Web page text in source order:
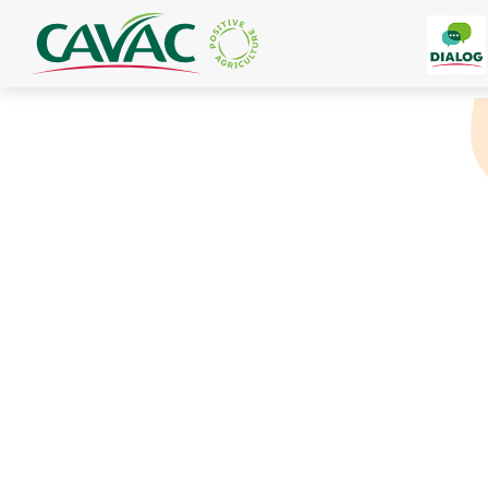
Panneau de gestion des cookies